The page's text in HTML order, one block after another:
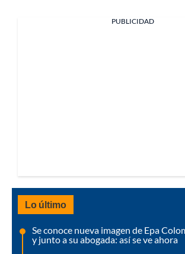
PUBLICIDAD
Lo último
Se conoce nueva imagen de Epa
y junto a su abogada: así se ve ahora